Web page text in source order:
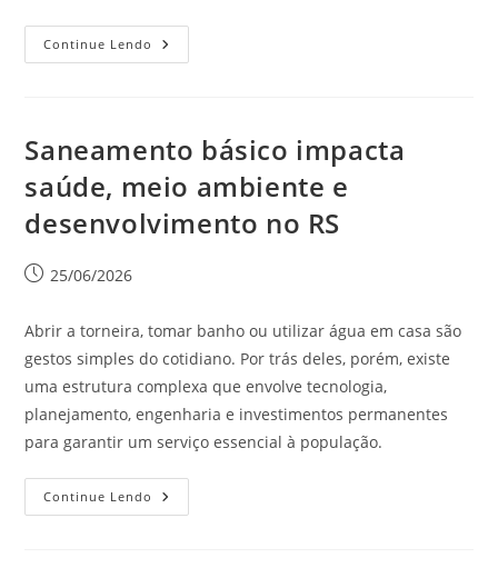
Continue Lendo
Saneamento básico impacta
saúde, meio ambiente e
desenvolvimento no RS
25/06/2026
Abrir a torneira, tomar banho ou utilizar água em casa são
gestos simples do cotidiano. Por trás deles, porém, existe
uma estrutura complexa que envolve tecnologia,
planejamento, engenharia e investimentos permanentes
para garantir um serviço essencial à população.
Continue Lendo